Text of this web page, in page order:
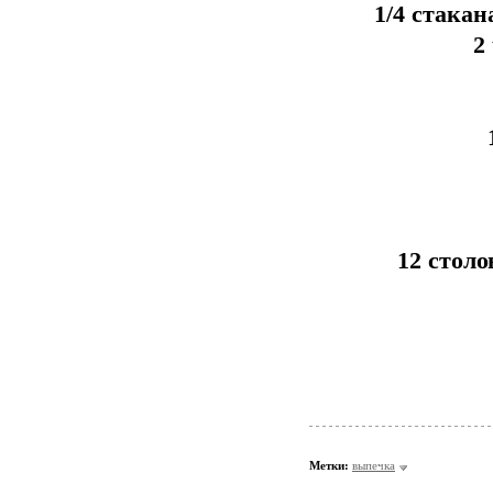
1/4
2
12
Метки: выпечка